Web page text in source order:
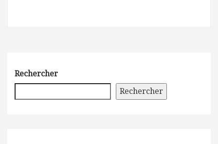
Rechercher
Rechercher